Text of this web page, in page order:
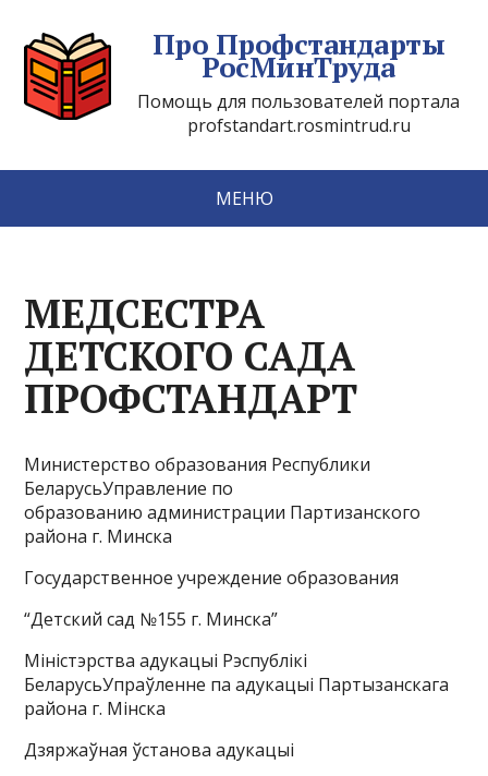
Про Профстандарты
РосМинТруда
Помощь для пользователей портала
profstandart.rosmintrud.ru
МЕНЮ
МЕДСЕСТРА
ДЕТСКОГО САДА
ПРОФСТАНДАРТ
Министерство образования Республики
БеларусьУправление по
образованию администрации Партизанского
района г. Минска
Государственное учреждение образования
“Детский сад №155 г. Минска”
Міністэрства адукацыі Рэспублікі
БеларусьУпраўленне па адукацыі Партызанскага
района г. Мінска
Дзяржаўная ўстанова адукацыі